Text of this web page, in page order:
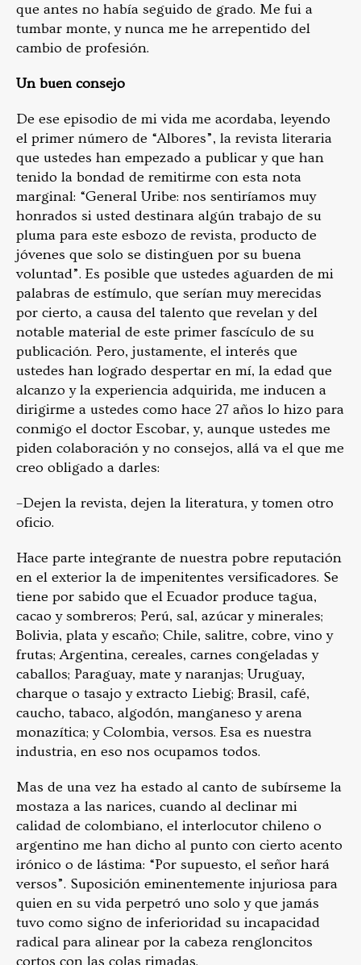
que antes no había seguido de grado. Me fui a
tumbar monte, y nunca me he arrepentido del
cambio de profesión.
Un buen consejo
De ese episodio de mi vida me acordaba, leyendo
el primer número de “Albores”, la revista literaria
que ustedes han empezado a publicar y que han
tenido la bondad de remitirme con esta nota
marginal: “General Uribe: nos sentiríamos muy
honrados si usted destinara algún trabajo de su
pluma para este esbozo de revista, producto de
jóvenes que solo se distinguen por su buena
voluntad”. Es posible que ustedes aguarden de mi
palabras de estímulo, que serían muy merecidas
por cierto, a causa del talento que revelan y del
notable material de este primer fascículo de su
publicación. Pero, justamente, el interés que
ustedes han logrado despertar en mí, la edad que
alcanzo y la experiencia adquirida, me inducen a
dirigirme a ustedes como hace 27 años lo hizo para
conmigo el doctor Escobar, y, aunque ustedes me
piden colaboración y no consejos, allá va el que me
creo obligado a darles:
–Dejen la revista, dejen la literatura, y tomen otro
oficio.
Hace parte integrante de nuestra pobre reputación
en el exterior la de impenitentes versificadores. Se
tiene por sabido que el Ecuador produce tagua,
cacao y sombreros; Perú, sal, azúcar y minerales;
Bolivia, plata y escaño; Chile, salitre, cobre, vino y
frutas; Argentina, cereales, carnes congeladas y
caballos; Paraguay, mate y naranjas; Uruguay,
charque o tasajo y extracto Liebig; Brasil, café,
caucho, tabaco, algodón, manganeso y arena
monazítica; y Colombia, versos. Esa es nuestra
industria, en eso nos ocupamos todos.
Mas de una vez ha estado al canto de subírseme la
mostaza a las narices, cuando al declinar mi
calidad de colombiano, el interlocutor chileno o
argentino me han dicho al punto con cierto acento
irónico o de lástima: “Por supuesto, el señor hará
versos”. Suposición eminentemente injuriosa para
quien en su vida perpetró uno solo y que jamás
tuvo como signo de inferioridad su incapacidad
radical para alinear por la cabeza rengloncitos
cortos con las colas rimadas.